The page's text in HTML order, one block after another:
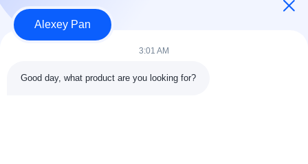
उत्पादों
संपर्क करें
श्रेणियाँ
Alexey Pan
3:01 AM
Good day, what product are you looking for?